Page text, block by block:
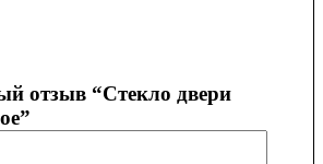
отзыв “Стекло двери